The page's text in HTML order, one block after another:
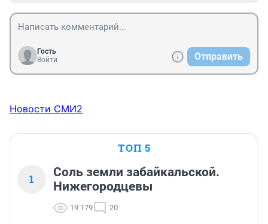
Гость
Войти
Отправить
Новости СМИ2
ТОП 5
1
Соль земли забайкальской.
Нижегородцевы
19 179 20